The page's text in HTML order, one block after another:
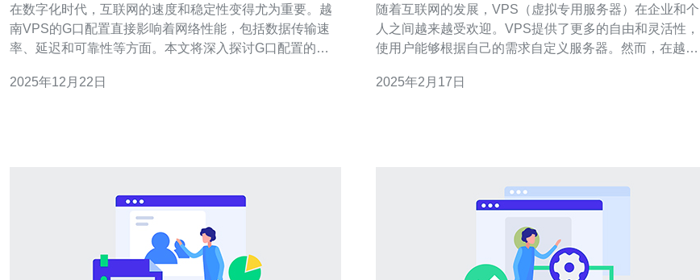
在数字化时代，互联网的速度和稳定性变得尤为重要。越
南VPS的G口配置直接影响着网络性能，包括数据传输速
率、延迟和可靠性等方面。本文将深入探讨G口配置的具
用越南的VPS服务。 什么是越南VPS的G口配置？ 在了解
2025年12月22日
随着互联网的发展，VPS（虚拟专用服务器）在企业和个
人之间越来越受欢迎。VPS提供了更多的自由和灵活性，
使用户能够根据自己的需求自定义服务器。然而，在越南
介绍一种越南VPS跳过激活的方法，以帮助用户节省时间
2025年2月17日